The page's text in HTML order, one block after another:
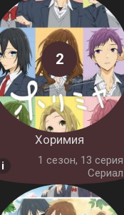
Хоримия
1 cезон, 13 серия
Сериал